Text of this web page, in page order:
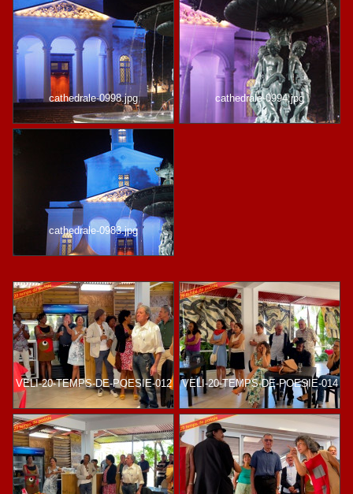
cathedrale-0998.jpg cathedrale-0994.jpg
cathedrale-0983.jpg
VELI-20-TEMPS-DE-POESIE-012 VELI-20-TEMPS-DE-POESIE-014